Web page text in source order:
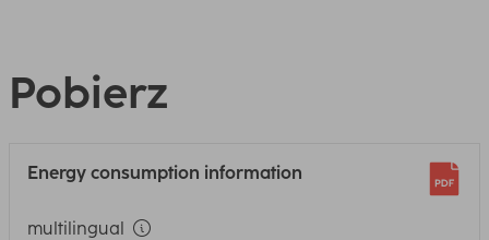
Pobierz
Energy consumption information
multilingual